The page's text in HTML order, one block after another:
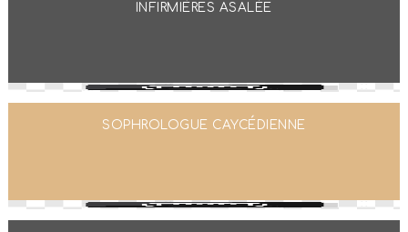
INFIRMIÈRES ASALÉE
SOPHROLOGUE CAYCÉDIENNE